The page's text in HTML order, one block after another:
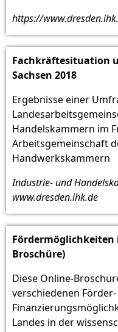
https://
Fachkräftesituation
Sachsen 2018
Ergebnisse einer
Handelskammern im
Arbeitsgemeinschaft
Handwerkskammern
Industrie- und
www.dresden.ihk.de
Fördermöglichkeiten
Broschüre)
Diese Online-
verschiedenen
Landes in der